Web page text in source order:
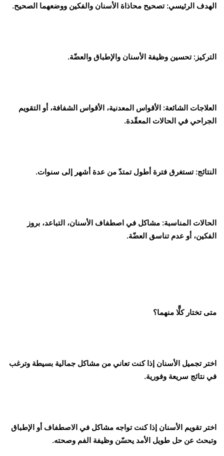
الهدف الرئيسي: تصحيح محاذاة الأسنان والفكين ووضعهما الصحيح.
التركيز: تحسين وظيفة الأسنان والإطباق والعضّة.
العلاجات الشائعة: الأقواس المعدنية، الأقواس الشفافة، أو التقويم
الجراحي في الحالات المعقّدة.
النتائج: تستغرق فترة أطول تمتدّ من عدة أشهر إلى سنوات.
الحالات المناسبة: مشاكل في اصطفاف الأسنان، التباعد، بروز
الفكين، أو عدم تناسق العضّة.
متى تختار كلًّا منهما؟
اختر تجميل الأسنان إذا كنت تعاني من مشاكل جمالية بسيطة وترغب
في نتائج سريعة وفورية.
اختر تقويم الأسنان إذا كنت تواجه مشاكل في الاصطفاف أو الإطباق
وتبحث عن حل طويل الأمد يحسّن وظيفة الفم وصحته.